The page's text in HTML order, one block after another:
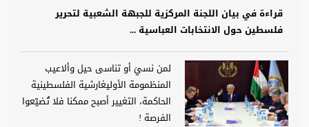
قراءة في بيان اللجنة المركزية للجبهة الشعبية لتحرير
فلسطين حول الانتخابات العباسية ...
لمن نسيَ أو تناسى حيل وألاعيب
المنظمومة الأوليغارشية الفلسطينية
الحاكمة، التغيير أصبح ممكنا فلا تُضيّعوا
الفرصة !